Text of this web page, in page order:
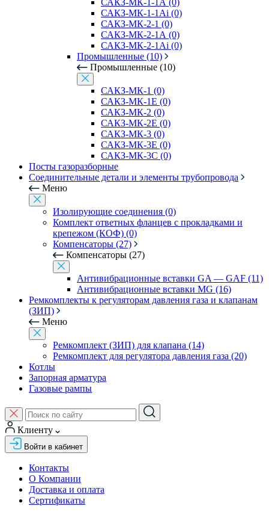
САКЗ-МК-1-1А (0)
САКЗ-МК-1-1Аi (0)
САКЗ-МК-2-1 (0)
САКЗ-МК-2-1А (0)
САКЗ-МК-2-1Аi (0)
Промышленные (10)
Промышленные (10)
САКЗ-МК-1 (0)
САКЗ-МК-1Е (0)
САКЗ-МК-2 (0)
САКЗ-МК-2Е (0)
САКЗ-МК-3 (0)
САКЗ-МК-3Е (0)
САКЗ-МК-3С (0)
Посты газоразборные
Соединительные детали и элементы трубопровода
Меню
Изолирующие соединения (0)
Комплект ответных фланцев с прокладками и
крепежом (КОФ) (0)
Компенсаторы (27)
Компенсаторы (27)
Антивибрационные вставки GA — GAF (11)
Антивибрационные вставки MG (16)
Ремкомплекты к регуляторам давления газа и клапанам
(ЗИП)
Меню
Ремкомплект (ЗИП) для клапана (14)
Ремкомплект для регулятора давления газа (20)
Котлы
Запорная арматура
Газовые рампы
Клиенту
Войти в кабинет
Контакты
О Компании
Доставка и оплата
Сертификаты